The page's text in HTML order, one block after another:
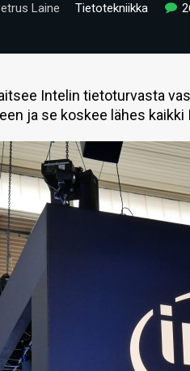
Laine Tietotekniikka
Intelin tietoturvasta
ja se koskee lähes